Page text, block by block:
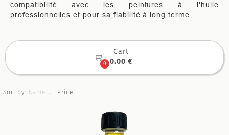
compatibilité avec les peintures à l'huile
professionnelles et pour sa fiabilité à long terme.

0
Cart
0.00 €
Sort by: Name - Price